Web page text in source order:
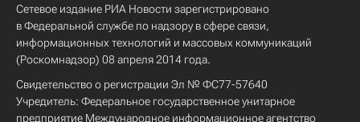
Сетевое издание РИА Новости зарегистрировано
в Федеральной службе по надзору в сфере связи,
информационных технологий и массовых коммуникаций
(Роскомнадзор) 08 апреля 2014 года.
Свидетельство о регистрации Эл № ФС77-57640
Учредитель: Федеральное государственное унитарное
предприятие Международное информационное агентство